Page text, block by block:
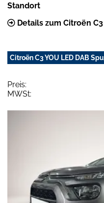
Standort
Details zum Citroën
Citroën C3 YOU LED DAB
Preis:
MWSt: